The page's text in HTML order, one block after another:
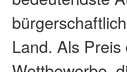
Land. Als